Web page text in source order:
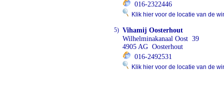
016-2322446
Klik hier voor de locatie van de
5) Vihamij Oosterhout
Wilhelminakanaal Oost 39
4905 AG Oosterhout
016-2492531
Klik hier voor de locatie van de